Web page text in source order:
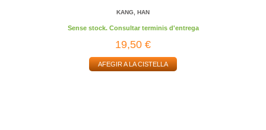
KANG, HAN
Sense stock. Consultar terminis d'entrega
19,50 €
AFEGIR A LA CISTELLA